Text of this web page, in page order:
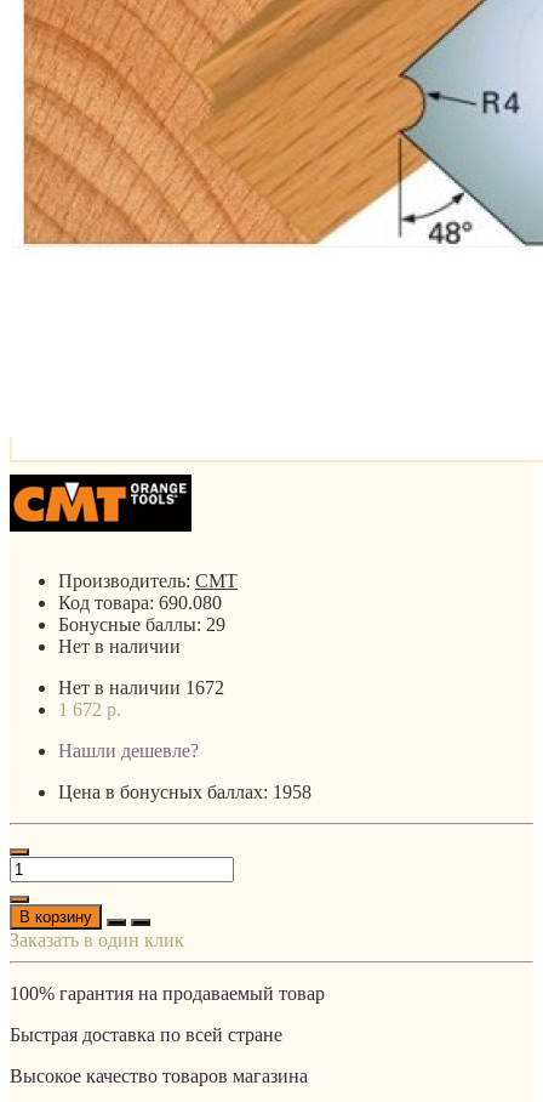
Производитель: CMT
Код товара: 690.080
Бонусные баллы: 29
Нет в наличии
Нет в наличии 1672
1 672 р.
Нашли дешевле?
Цена в бонусных баллах: 1958
В корзину
Заказать в один клик
100% гарантия на продаваемый товар
Быстрая доставка по всей стране
Высокое качество товаров магазина